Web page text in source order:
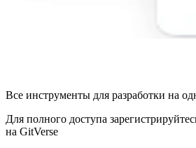
Все инструменты для разработки на
Для полного доступа
на GitVerse